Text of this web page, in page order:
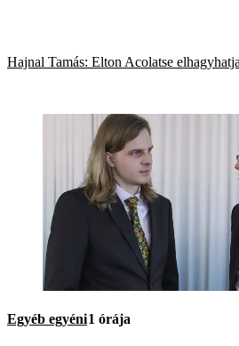
Hajnal Tamás: Elton Acolatse
Egyéb egyéni1 órája